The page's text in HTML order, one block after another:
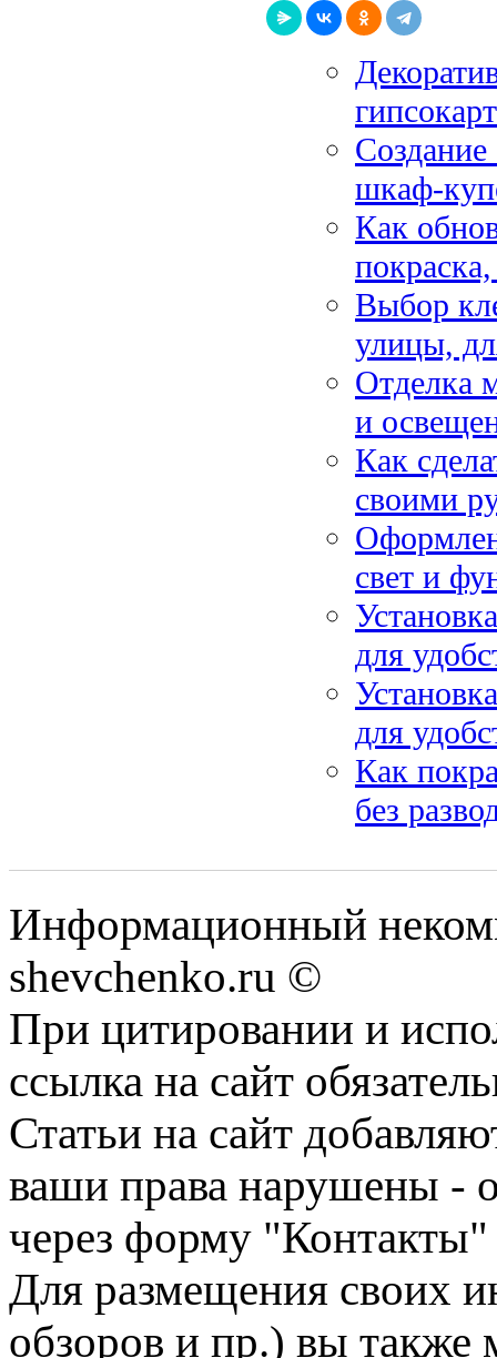
шкаф-
Как
Выбор
улицы,
Отделка
и
Как
своими
свет и
для
для
Как
без
Информационный
shevchenko.ru ©
При цитировании и
ссылка на сайт
Статьи на сайт
ваши права нарушены -
через форму "Контакты"
Для размещения своих
обзоров и пр.) вы также